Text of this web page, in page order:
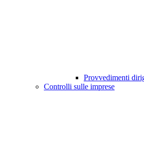
Provvedimenti
Controlli sulle imprese